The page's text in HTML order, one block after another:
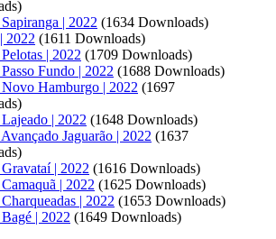
| 2022 (1634 Downloads)
2022 (1611 Downloads)
| 2022 (1709 Downloads)
Fundo | 2022 (1688 Downloads)
Hamburgo | 2022 (1697
| 2022 (1648 Downloads)
Jaguarão | 2022 (1637
| 2022 (1616 Downloads)
| 2022 (1625 Downloads)
| 2022 (1653 Downloads)
| 2022 (1649 Downloads)